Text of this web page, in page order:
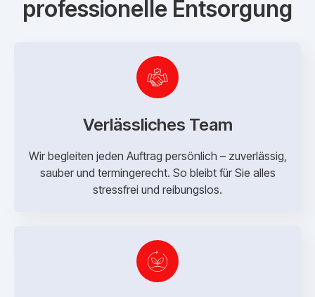
professionelle Entsorgung
Verlässliches Team
Wir begleiten jeden Auftrag persönlich – zuverlässig,
sauber und termingerecht. So bleibt für Sie alles
stressfrei und reibungslos.